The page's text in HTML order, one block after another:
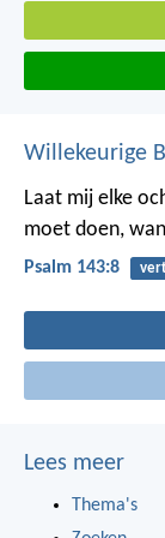
Willekeurige
Laat mij elke
moet doen,
Psalm 143:8
Lees meer
Thema's